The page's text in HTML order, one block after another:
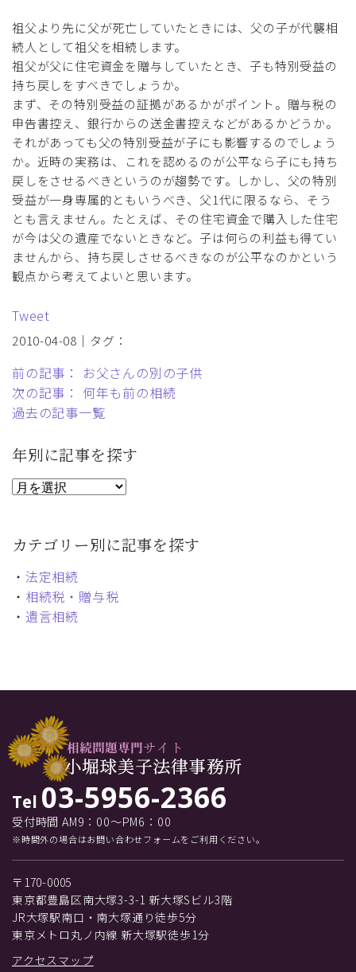
祖父より先に父が死亡していたときには、父の子が代襲相
続人として祖父を相続します。
祖父が父に住宅資金を贈与していたとき、子も特別受益の
持ち戻しをすべきでしょうか。
まず、その特別受益の証拠があるかがポイント。贈与税の
申告書控え、銀行からの送金書控えなどがあるかどうか。
それがあっても父の特別受益が子にも影響するのでしょう
か。近時の実務は、これを認めるのが公平なら子にも持ち
戻しをさせるべきというのが趨勢です。しかし、父の特別
受益が一身専属的ともいうべき、父1代に限るなら、そう
とも言えません。たとえば、その住宅資金で購入した住宅
が今は父の遺産でないときなど。子は何らの利益も得てい
ませんから、持ち戻しさせるべきなのが公平なのかという
観点から考えてよいと思います。
Tweet
2010-04-08｜タグ：
前の記事： お父さんの別の子供
次の記事： 何年も前の相続
過去の記事一覧
年別に記事を探す
カテゴリー別に記事を探す
・ 法定相続
・ 相続税・贈与税
・ 遺言相続
Tel 03-5956-2366
受付時間 AM9：00～PM6：00
※時間外の場合はお問い合わせフォームをご利用ください。
〒170-0005
東京都豊島区南大塚3-3-1 新大塚Sビル3階
JR大塚駅南口・南大塚通り徒歩5分
東京メトロ丸ノ内線 新大塚駅徒歩1分
アクセスマップ